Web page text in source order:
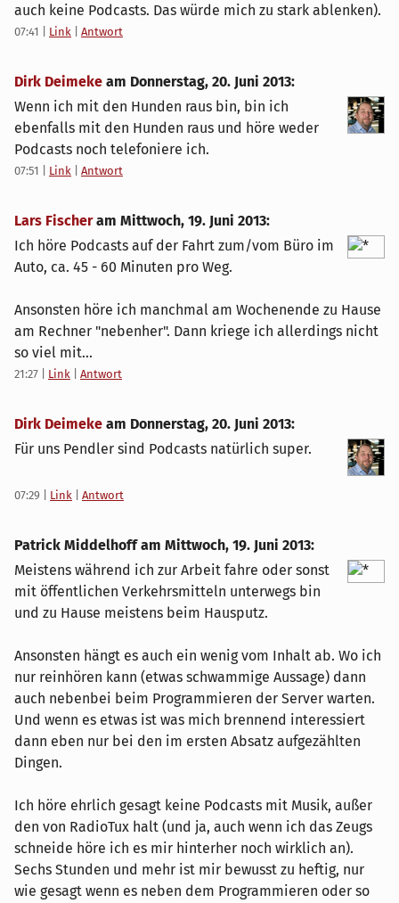
auch keine Podcasts. Das würde mich zu stark ablenken).
07:41 Link Antwort
Dirk Deimeke am Donnerstag, 20. Juni 2013:
Wenn ich mit den Hunden raus bin, bin ich
ebenfalls mit den Hunden raus und höre weder
Podcasts noch telefoniere ich.
07:51 Link Antwort
Lars Fischeram Mittwoch, 19. Juni 2013:
Ich höre Podcasts auf der Fahrt zum/vom Büro im
Auto, ca. 45 - 60 Minuten pro Weg.
Ansonsten höre ich manchmal am Wochenende zu Hause
am Rechner "nebenher". Dann kriege ich allerdings nicht
so viel mit...
21:27 Link Antwort
Dirk Deimeke am Donnerstag, 20. Juni 2013:
Für uns Pendler sind Podcasts natürlich super.
07:29 Link Antwort
Patrick Middelhoff am Mittwoch, 19. Juni 2013:
Meistens während ich zur Arbeit fahre oder sonst
mit öffentlichen Verkehrsmitteln unterwegs bin
und zu Hause meistens beim Hausputz.
Ansonsten hängt es auch ein wenig vom Inhalt ab. Wo ich
nur reinhören kann (etwas schwammige Aussage) dann
auch nebenbei beim Programmieren der Server warten.
Und wenn es etwas ist was mich brennend interessiert
dann eben nur bei den im ersten Absatz aufgezählten
Dingen.
Ich höre ehrlich gesagt keine Podcasts mit Musik, außer
den von RadioTux halt (und ja, auch wenn ich das Zeugs
schneide höre ich es mir hinterher noch wirklich an).
Sechs Stunden und mehr ist mir bewusst zu heftig, nur
wie gesagt wenn es neben dem Programmieren oder so